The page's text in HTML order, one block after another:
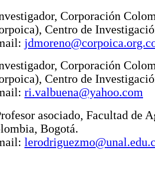
Corporación
Centro de
Corporación
Centro de
ri.valbuena@yahoo.com
asociado, Facultad de
Bogotá.